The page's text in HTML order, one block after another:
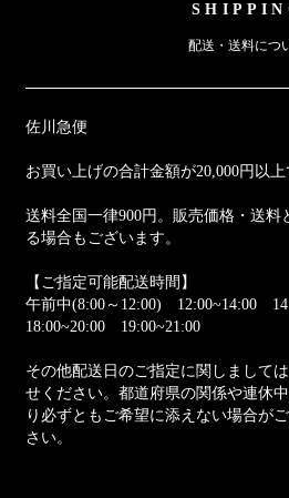
配送・送料につ
佐川急便
お買い上げの合計金額が20,000円以上
送料全国一律900円。販売価格・送
る場合もございます。
【ご指定可能配送時間】
午前中(8:00～12:00) 12:00~14:00
18:00~20:00 19:00~21:00
その他配送日のご指定に関しまして
せください。都道府県の関係や連休
り必ずともご希望に添えない場合が
さい。